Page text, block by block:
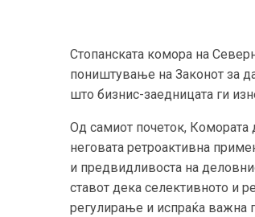
Стопанската комора на
поништување на Законот за
што бизнис-заедницата ги
Од самиот почеток,
неговата ретроактивна
и предвидливоста на
ставот дека селективното и
регулирање и испраќа важна